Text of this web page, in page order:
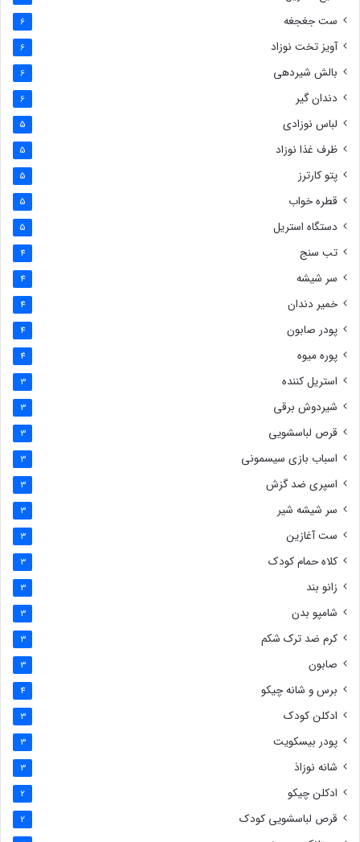
ست جغجغه 6
آویز تخت نوزاد 6
بالش شیردهی 6
دندان گیر 6
لباس نوزادی 5
ظرف غذا نوزاد 5
پتو کارترز 5
قطره خواب 5
دستگاه استریل 5
تب سنج 4
سر شیشه 4
خمیر دندان 4
پودر صابون 4
پوره میوه 4
استریل کننده 3
شیردوش برقی 3
قرص لباسشویی 3
اسباب بازی سیسمونی 3
اسپری ضد گزش 3
سر شیشه شیر 3
ست آغازین 3
کلاه حمام کودک 3
زانو بند 3
شامپو بدن 3
کرم ضد ترک شکم 3
صابون 3
برس و شانه چیکو 4
ادکلن کودک 3
پودر بیسکویت 3
شانه نوزاذ 3
ادکلن چیکو 2
قرص لباسشویی کودک 2